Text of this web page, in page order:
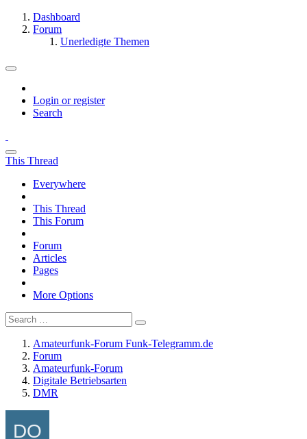
Dashboard
Forum
Unerledigte Themen
Login or register
Search
This Thread
Everywhere
This Thread
This Forum
Forum
Articles
Pages
More Options
Amateurfunk-Forum Funk-Telegramm.de
Forum
Amateurfunk-Forum
Digitale Betriebsarten
DMR